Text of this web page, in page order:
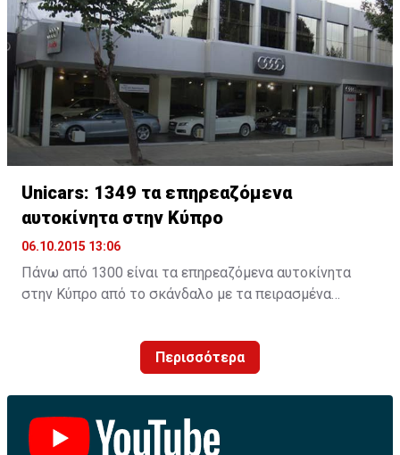
Montblanc.
Unicars: 1349 τα επηρεαζόμενα
αυτοκίνητα στην Κύπρο
06.10.2015 13:06
Πάνω από 1300 είναι τα επηρεαζόμενα αυτοκίνητα
στην Κύπρο από το σκάνδαλο με τα πειρασμένα
αντιπρόσωπος της Volkswagen AG στην Κύπρο,
ενημερώνει για τις προσεχείς ενέργειες που αφορούν
πετρελαιοκίνητα οχήματα με κινητήρες EA 189.
Περισσότερα